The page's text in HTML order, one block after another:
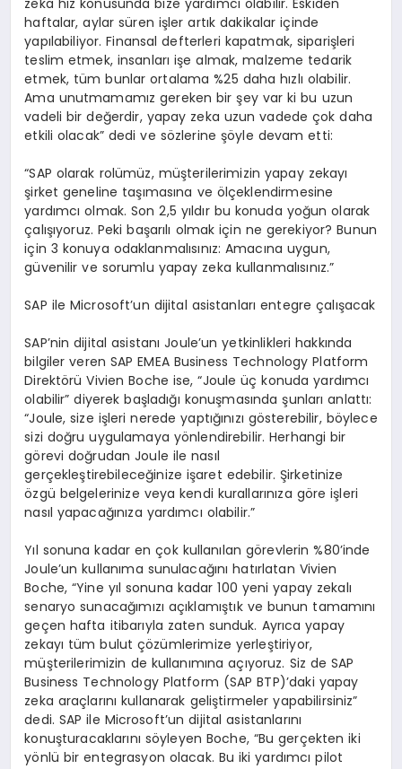
haftalar, aylar süren işler artık dakikalar içinde
yapılabiliyor. Finansal defterleri kapatmak, siparişleri
teslim etmek, insanları işe almak, malzeme tedarik
etmek, tüm bunlar ortalama %25 daha hızlı olabilir.
Ama unutmamamız gereken bir şey var ki bu uzun
vadeli bir değerdir, yapay zeka uzun vadede çok daha
etkili olacak” dedi ve sözlerine şöyle devam etti:
“SAP olarak rolümüz, müşterilerimizin yapay zekayı
şirket geneline taşımasına ve ölçeklendirmesine
yardımcı olmak. Son 2,5 yıldır bu konuda yoğun olarak
çalışıyoruz. Peki başarılı olmak için ne gerekiyor? Bunun
için 3 konuya odaklanmalısınız: Amacına uygun,
güvenilir ve sorumlu yapay zeka kullanmalısınız.”
SAP ile Microsoft’un dijital asistanları entegre çalışacak
SAP’nin dijital asistanı Joule’un yetkinlikleri hakkında
bilgiler veren SAP EMEA Business Technology Platform
Direktörü Vivien Boche ise, “Joule üç konuda yardımcı
olabilir” diyerek başladığı konuşmasında şunları anlattı:
“Joule, size işleri nerede yaptığınızı gösterebilir, böylece
sizi doğru uygulamaya yönlendirebilir. Herhangi bir
görevi doğrudan Joule ile nasıl
gerçekleştirebileceğinize işaret edebilir. Şirketinize
özgü belgelerinize veya kendi kurallarınıza göre işleri
nasıl yapacağınıza yardımcı olabilir.”
Yıl sonuna kadar en çok kullanılan görevlerin %80’inde
Joule’un kullanıma sunulacağını hatırlatan Vivien
Boche, “Yine yıl sonuna kadar 100 yeni yapay zekalı
senaryo sunacağımızı açıklamıştık ve bunun tamamını
geçen hafta itibarıyla zaten sunduk. Ayrıca yapay
zekayı tüm bulut çözümlerimize yerleştiriyor,
müşterilerimizin de kullanımına açıyoruz. Siz de SAP
Business Technology Platform (SAP BTP)’daki yapay
zeka araçlarını kullanarak geliştirmeler yapabilirsiniz”
dedi. SAP ile Microsoft’un dijital asistanlarını
konuşturacaklarını söyleyen Boche, “Bu gerçekten iki
yönlü bir entegrasyon olacak. Bu iki yardımcı pilot